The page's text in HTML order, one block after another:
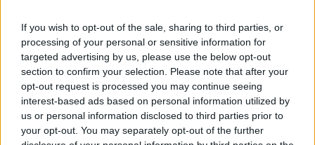
If you wish to opt-out of the sale, sharing to third parties, or
processing of your personal or sensitive information for
targeted advertising by us, please use the below opt-out
section to confirm your selection. Please note that after your
opt-out request is processed you may continue seeing
interest-based ads based on personal information utilized by
us or personal information disclosed to third parties prior to
your opt-out. You may separately opt-out of the further
ΕΛΛΑΔΑ
Δεύτερη εμπλοκή κάβου στο
«Νήσος Ρόδος» μέσα σε δύο
μήνες